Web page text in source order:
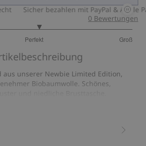
Sicher bezahlen mit PayPal & Apple
Perfekt Groß
0 Bewertungen
aus unserer Newbie Limited Edition,
Biobaumwolle. Schönes,
und Umschlagkragen. Ein stilvolles
für den Alltag ebenso perfekt ist wie